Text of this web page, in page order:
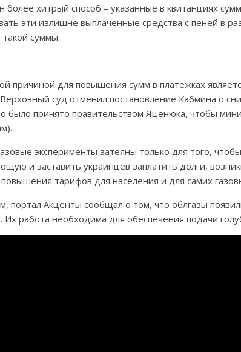
хитрый способ – указанные в квитанциях
эти излишне выплаченные средства с пеней в
такой суммы.
причиной для повышения сумм в платежках
суд отменил постановление Кабмина о
было принято правительством Яценюка, чтобы
эксперименты затеяны только для того,
и заставить украинцев заплатить долги,
тарифов для населения и для самих
портал Акценты сообщал о том, что облгазы
Их работа необходима для обеспечения подачи